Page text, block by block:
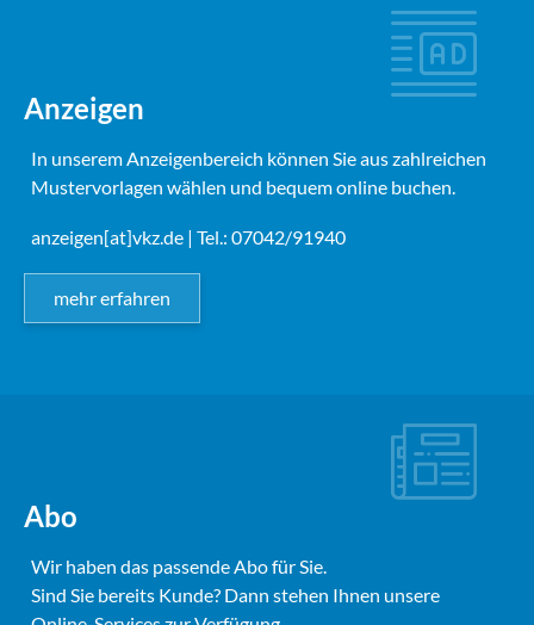
Anzeigen
In unserem Anzeigenbereich können Sie aus zahlreichen
Mustervorlagen wählen und bequem online buchen.
anzeigen[at]vkz.de | Tel.: 07042/91940
mehr erfahren
Abo
Wir haben das passende Abo für Sie.
Sind Sie bereits Kunde? Dann stehen Ihnen unsere